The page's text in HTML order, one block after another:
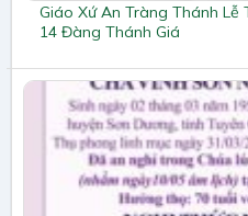
Giáo Xứ An Tràng Thánh Lễ
14 Đàng Thánh Giá